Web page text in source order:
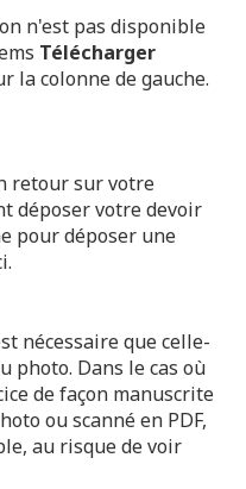
n'est pas disponible
Télécharger
la colonne de gauche.
retour sur votre
déposer votre devoir
pour déposer une
.
nécessaire que celle-
photo. Dans le cas où
de façon manuscrite
ou scanné en PDF,
au risque de voir